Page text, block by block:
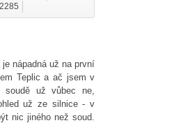
nápadná už na první
Teplic a ač jsem v
už vůbec ne,
už ze silnice - v
nic jiného než soud.